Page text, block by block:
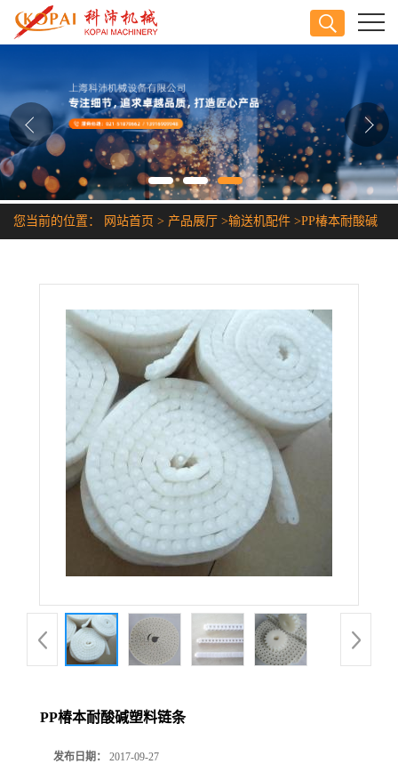
公司介绍
公司动态
产品展厅
证书荣誉
您当前的位置： 网站首页 > 产品展厅 >输送机配件 >PP椿本耐酸碱
PP椿本耐酸碱塑料链条
发布日期： 2017-09-27